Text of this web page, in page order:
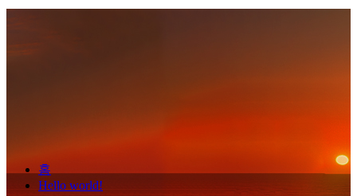
홈
Hello world!